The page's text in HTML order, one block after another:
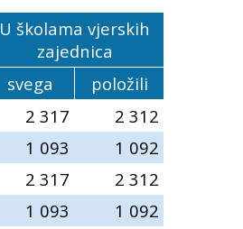
U školama vjerskih
zajednica
svega
položili
2 317
2 312
1 093
1 092
2 317
2 312
1 093
1 092